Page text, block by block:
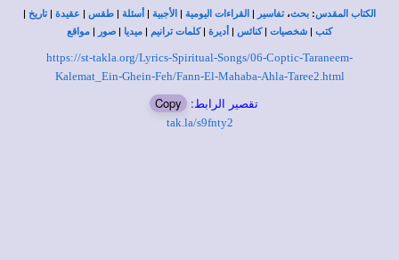
الكتاب المقدس: بحث،تفاسير | القراءات اليومية | الأجبية | أسئلة | طقس | عقيدة |تاريخ |
كتب | شخصيات |كنائس | أديرة |كلمات ترانيم | ميديا | صور | مواقع
https://st-takla.org/Lyrics-Spiritual-Songs/06-Coptic-Taraneem-
Kalemat_Ein-Ghein-Feh/Fann-El-Mahaba-Ahla-Taree2.html
تقصير الرابط: Copy
tak.la/s9fnty2